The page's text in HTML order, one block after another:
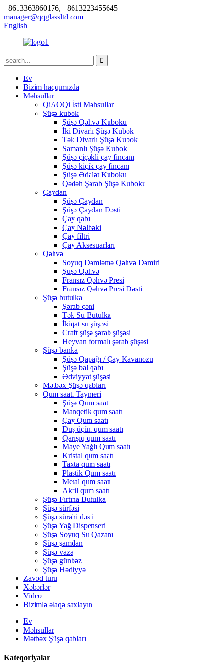
+8613363860176, +8613223455645
manager@qqglassltd.com
English
Ev
Bizim haqqımızda
Məhsullar
QiAOQi İsti Məhsullar
Şüşə kubok
Şüşə Qəhvə Kuboku
İki Divarlı Şüşə Kubok
Tək Divarlı Şüşə Kubok
Samanlı Şüşə Kubok
Şüşə çiçəkli çay fincanı
Şüşə kiçik çay fincanı
Şüşə Ədalət Kuboku
Qədəh Şərab Şüşə Kuboku
Çaydan
Şüşə Çaydan
Şüşə Çaydan Dəsti
Çay qabı
Çay Nəlbəki
Çay filtri
Çay Aksesuarları
Qəhvə
Soyuq Dəmləmə Qəhvə Dəmiri
Şüşə Qəhvə
Fransız Qəhvə Presi
Fransız Qəhvə Presi Dəsti
Şüşə butulka
Şərab çəni
Tək Su Butulka
İkiqat su şüşəsi
Craft şüşə şərab şüşəsi
Heyvan formalı şərab şüşəsi
Şüşə banka
Şüşə Qapağı / Çay Kavanozu
Şüşə bal qabı
Ədviyyat şüşəsi
Mətbəx Şüşə qabları
Qum saatı Taymeri
Şüşə Qum saatı
Manqetik qum saatı
Çay Qum saatı
Duş üçün qum saatı
Qarışıq qum saatı
Maye Yağlı Qum saatı
Kristal qum saatı
Taxta qum saatı
Plastik Qum saatı
Metal qum saatı
Akril qum saatı
Şüşə Fırtına Butulka
Şüşə sürfəsi
Şüşə sürahi dəsti
Şüşə Yağ Dispenseri
Şüşə Soyuq Su Qazanı
Şüşə şamdan
Şüşə vaza
Şüşə günbəz
Şüşə Hədiyyə
Zavod turu
Xəbərlər
Video
Bizimlə əlaqə saxlayın
Ev
Məhsullar
Mətbəx Şüşə qabları
Kateqoriyalar